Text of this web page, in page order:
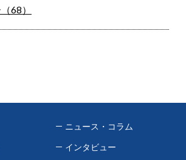
68）
ニュース・コラム
インタビュー